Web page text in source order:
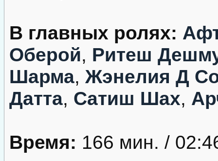
В главных ролях:
Оберой, Ритеш
Шарма, Жэнелия Д
Датта, Сатиш Шах,
Время: 166 мин. /